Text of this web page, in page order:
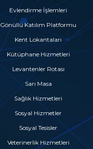
Evlendirme İşlemleri
Gönüllü Katılım Platformu
Kent Lokantaları
Kütüphane Hizmetleri
Levantenler Rotası
Sarı Masa
Sağlık Hizmetleri
Sosyal Hizmetler
Sosyal Tesisler
Veterinerlik Hizmetleri